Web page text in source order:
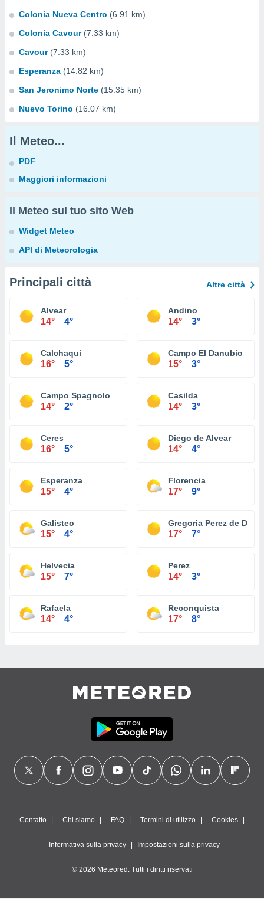
Colonia Nueva Centro (6.91 km)
Colonia Cavour (7.33 km)
Cavour (7.33 km)
Esperanza (14.82 km)
San Jeronimo Norte (15.35 km)
Nuevo Torino (16.07 km)
Il Meteo...
PDF
Maggiori informazioni
Il Meteo sul tuo sito Web
Widget Meteo
API di Meteorologia
Principali città Altre città
Alvear
14° 4°
Andino
14° 3°
Calchaqui
16° 5°
Campo El Danubio
15° 3°
Campo Spagnolo
14° 2°
Casilda
14° 3°
Ceres
16° 5°
Diego de Alvear
14° 4°
Esperanza
15° 4°
Florencia
17° 9°
Galisteo
15° 4°
Gregoria Perez de Denis
17° 7°
Helvecia
15° 7°
Perez
14° 3°
Rafaela
14° 4°
Reconquista
17° 8°
Contatto Chi siamo FAQ Termini di utilizzo Cookies
Informativa sulla privacy Impostazioni sulla privacy
© 2026 Meteored. Tutti i diritti riservati